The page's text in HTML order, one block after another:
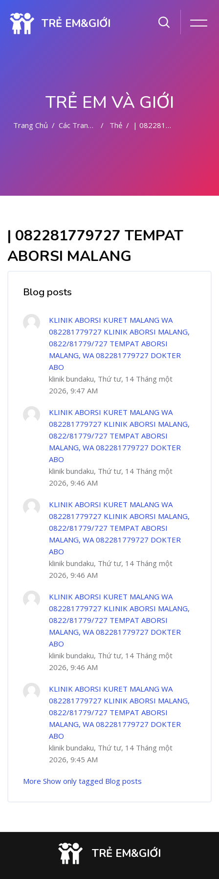
TRẺ EM&GIỚI
TRẺ EM VÀ GIỚI
Trang Chủ Các Trang Của Hệ Thống Thẻ | 082281779727 TEMPAT ABORSI MALANG
| 082281779727 TEMPAT
ABORSI MALANG
Blog posts
KLINIK ABORSI KURET MALANG WA
082281779727 KLINIK ABORSI MALANG,
0822/81779/727 TEMPAT ABORSI
MALANG, WA 082281779727 DOKTER
ABO
klinik bundaku, Thứ tư, 14 Tháng một
2026, 9:47 AM
KLINIK ABORSI KURET MALANG WA
082281779727 KLINIK ABORSI MALANG,
0822/81779/727 TEMPAT ABORSI
MALANG, WA 082281779727 DOKTER
ABO
klinik bundaku, Thứ tư, 14 Tháng một
2026, 9:46 AM
KLINIK ABORSI KURET MALANG WA
082281779727 KLINIK ABORSI MALANG,
0822/81779/727 TEMPAT ABORSI
MALANG, WA 082281779727 DOKTER
ABO
klinik bundaku, Thứ tư, 14 Tháng một
2026, 9:46 AM
KLINIK ABORSI KURET MALANG WA
082281779727 KLINIK ABORSI MALANG,
0822/81779/727 TEMPAT ABORSI
MALANG, WA 082281779727 DOKTER
ABO
klinik bundaku, Thứ tư, 14 Tháng một
2026, 9:46 AM
KLINIK ABORSI KURET MALANG WA
082281779727 KLINIK ABORSI MALANG,
0822/81779/727 TEMPAT ABORSI
MALANG, WA 082281779727 DOKTER
ABO
klinik bundaku, Thứ tư, 14 Tháng một
2026, 9:45 AM
More Show only tagged Blog posts
TRẺ EM&GIỚI